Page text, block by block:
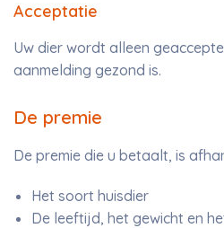
Acceptatie
Uw dier wordt alleen
aanmelding gezond is.
De premie
De premie die u betaalt, is
Het soort huisdier
De leeftijd, het gewicht en